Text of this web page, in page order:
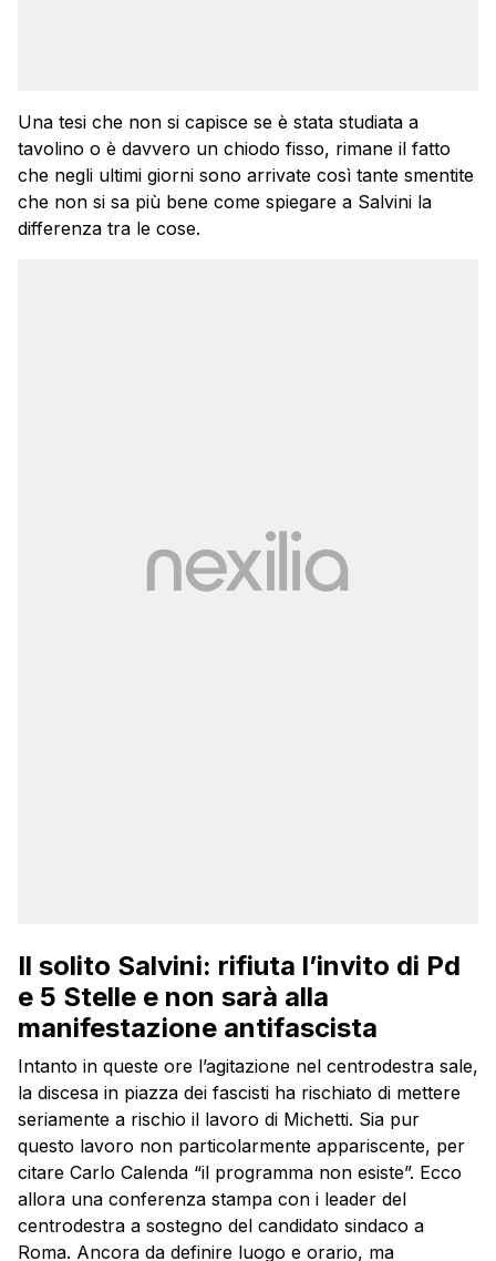
Una tesi che non si capisce se è stata studiata a
tavolino o è davvero un chiodo fisso, rimane il fatto
che negli ultimi giorni sono arrivate così tante smentite
che non si sa più bene come spiegare a Salvini la
differenza tra le cose.
Il solito Salvini: rifiuta l’invito di Pd
e 5 Stelle e non sarà alla
manifestazione antifascista
Intanto in queste ore l’agitazione nel centrodestra sale,
la discesa in piazza dei fascisti ha rischiato di mettere
seriamente a rischio il lavoro di Michetti. Sia pur
questo lavoro non particolarmente appariscente, per
citare Carlo Calenda “il programma non esiste”. Ecco
allora una conferenza stampa con i leader del
centrodestra a sostegno del candidato sindaco a
Roma. Ancora da definire luogo e orario, ma